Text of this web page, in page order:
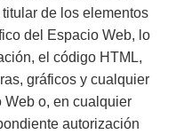
de los elementos
del Espacio Web, lo
el código HTML,
gráficos y cualquier
o, en cualquier
autorización